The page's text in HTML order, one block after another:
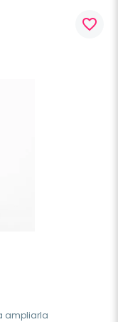
ampliarla
favorite_border